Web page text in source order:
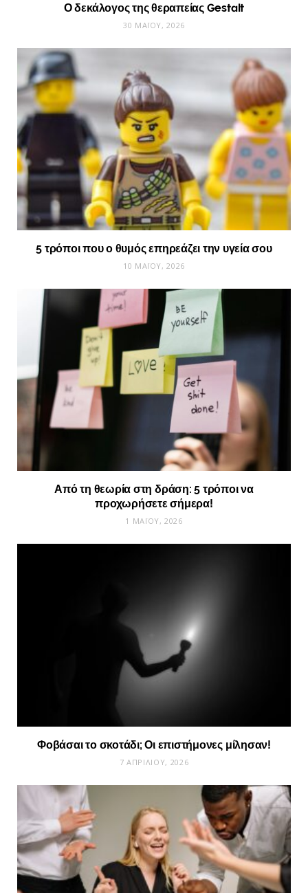
Ο δεκάλογος της θεραπείας Gestalt
30 ΜΑΪ́ΟΥ, 2026
5 τρόποι που ο θυμός επηρεάζει την υγεία σου
10 ΜΑΪ́ΟΥ, 2026
Από τη θεωρία στη δράση: 5 τρόποι να
προχωρήσετε σήμερα!
1 ΜΑΪ́ΟΥ, 2026
Φοβάσαι το σκοτάδι; Οι επιστήμονες μίλησαν!
7 ΑΠΡΙΛΊΟΥ, 2026